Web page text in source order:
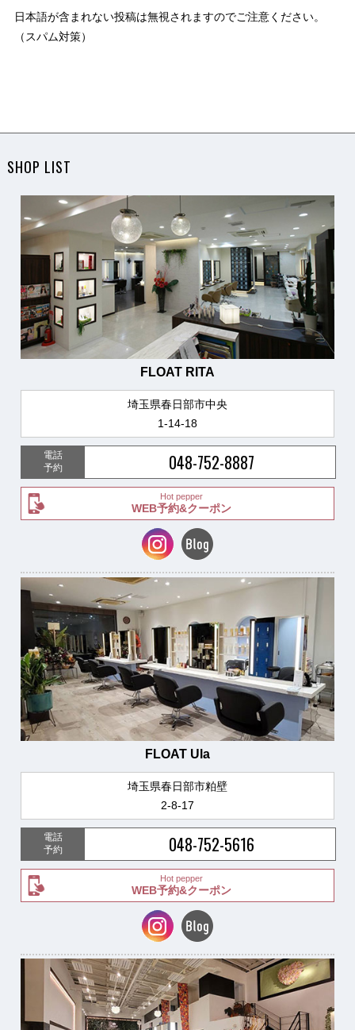
日本語が含まれない投稿は無視されますのでご注意ください。
（スパム対策）
SHOP LIST
FLOAT RITA
埼玉県春日部市中央
1-14-18
電話
予約
048-752-8887
Hot pepper
WEB予約&クーポン
FLOAT Ula
埼玉県春日部市粕壁
2-8-17
電話
予約
048-752-5616
Hot pepper
WEB予約&クーポン